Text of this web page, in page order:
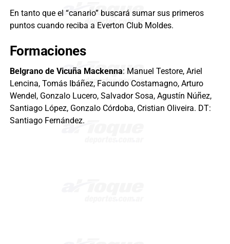
En tanto que el “canario” buscará sumar sus primeros
puntos cuando reciba a Everton Club Moldes.
Formaciones
Belgrano de Vicuña Mackenna: Manuel Testore, Ariel
Lencina, Tomás Ibáñez, Facundo Costamagno, Arturo
Wendel, Gonzalo Lucero, Salvador Sosa, Agustín Núñez,
Santiago López, Gonzalo Córdoba, Cristian Oliveira. DT:
Santiago Fernández.